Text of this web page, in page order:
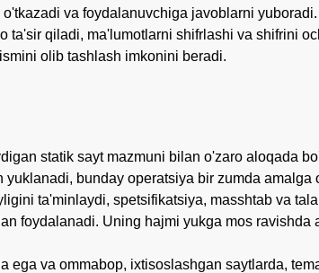
va foydalanuvchiga javoblarni yuboradi.
ta'sir qiladi, ma'lumotlarni shifrlashi va shifrini
olib tashlash imkonini beradi.
statik sayt mazmuni bilan o'zaro aloqada
bunday operatsiya bir zumda amalga
ta'minlaydi, spetsifikatsiya, masshtab va
foydalanadi. Uning hajmi yukga mos
ega va ommabop, ixtisoslashgan saytlarda,